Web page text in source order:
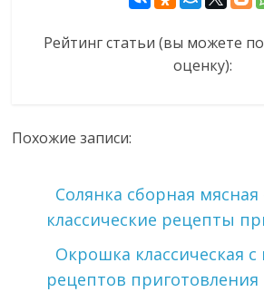
Рейтинг статьи (вы можете
оценку):
Похожие записи:
Солянка сборная мясная
классические рецепты
Окрошка классическая
рецептов приготовления